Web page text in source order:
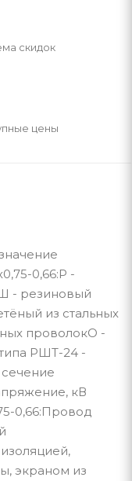
скидок
цены
0,66:Р -
- резиновый
из стальных
проволокО -
РШТ-24 -
кВ
0,66:Провод
экраном из